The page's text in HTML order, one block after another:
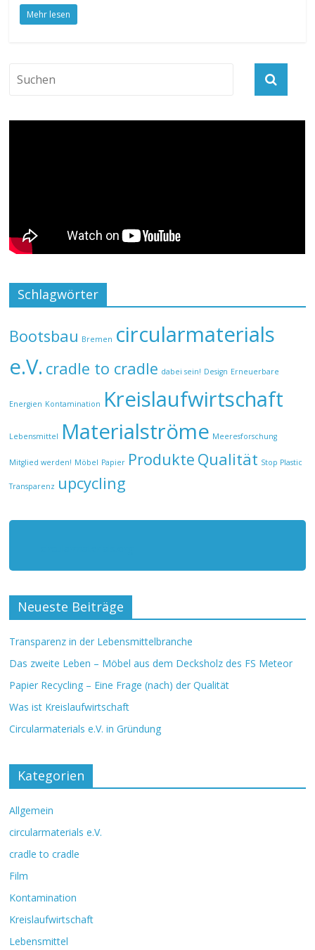
Mehr lesen
Schlagwörter
Bootsbau Bremen circularmaterials
e.V. cradle to cradle dabei sein! Design Erneuerbare
Energien Kontamination Kreislaufwirtschaft
Lebensmittel Materialströme Meeresforschung
Mitglied werden! Möbel Papier Produkte Qualität Stop Plastic
Transparenz upcycling
Neueste Beiträge
Transparenz in der Lebensmittelbranche
Das zweite Leben – Möbel aus dem Decksholz des FS Meteor
Papier Recycling – Eine Frage (nach) der Qualität
Was ist Kreislaufwirtschaft
Circularmaterials e.V. in Gründung
Kategorien
Allgemein
circularmaterials e.V.
cradle to cradle
Film
Kontamination
Kreislaufwirtschaft
Lebensmittel